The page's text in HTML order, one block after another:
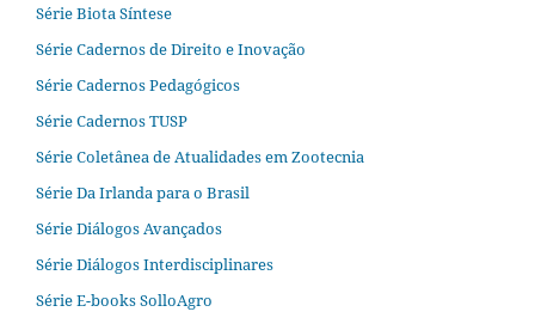
Série Biota Síntese
Série Cadernos de Direito e Inovação
Série Cadernos Pedagógicos
Série Cadernos TUSP
Série Coletânea de Atualidades em Zootecnia
Série Da Irlanda para o Brasil
Série Diálogos Avançados
Série Diálogos Interdisciplinares
Série E-books SolloAgro